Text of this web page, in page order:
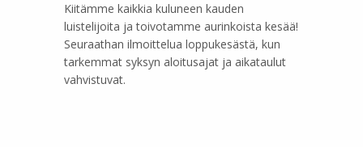
Kiitämme kaikkia kuluneen kauden
luistelijoita ja toivotamme aurinkoista kesää!
Seuraathan ilmoittelua loppukesästä, kun
tarkemmat syksyn aloitusajat ja aikataulut
vahvistuvat.